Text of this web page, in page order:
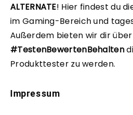
ALTERNATE! Hier findest du
im Gaming-Bereich und
Außerdem bieten wir dir über
#TestenBewertenBehalten
Produkttester zu werden.
Impressum